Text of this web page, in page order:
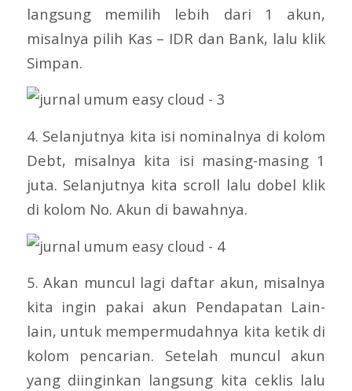
langsung memilih lebih dari 1 akun,
misalnya pilih Kas – IDR dan Bank, lalu klik
Simpan.
4. Selanjutnya kita isi nominalnya di kolom
Debt, misalnya kita isi masing-masing 1
juta. Selanjutnya kita scroll lalu dobel klik
di kolom No. Akun di bawahnya.
5. Akan muncul lagi daftar akun, misalnya
kita ingin pakai akun Pendapatan Lain-
lain, untuk mempermudahnya kita ketik di
kolom pencarian. Setelah muncul akun
yang diinginkan langsung kita ceklis lalu